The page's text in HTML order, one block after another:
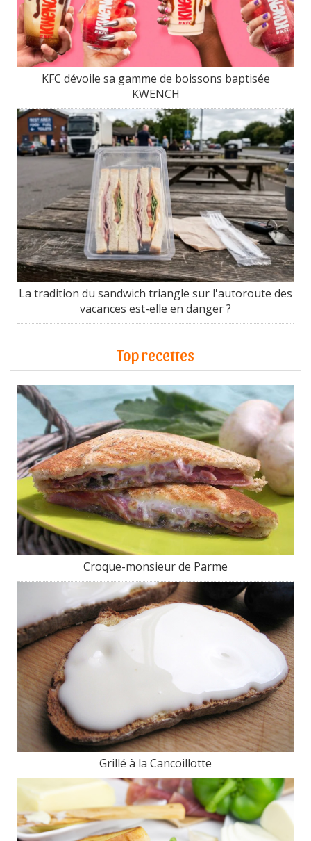
KFC dévoile sa gamme de boissons baptisée
KWENCH
La tradition du sandwich triangle sur l'autoroute des
vacances est-elle en danger ?
Top recettes
Croque-monsieur de Parme
Grillé à la Cancoillotte